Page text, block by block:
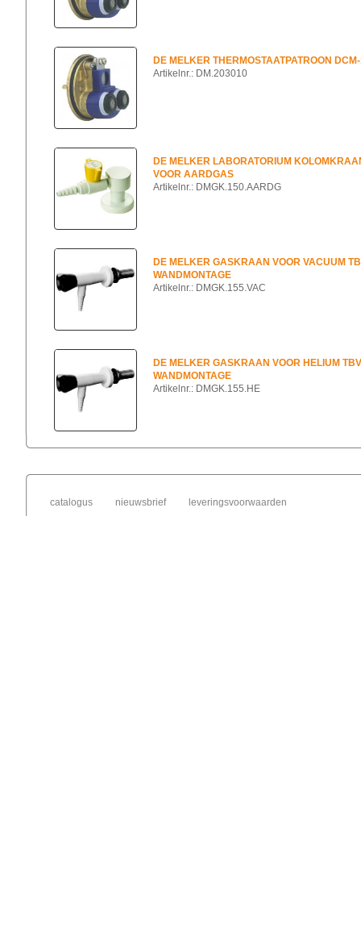
DE MELKER THERMOSTAATPATROON
Artikelnr.: DM.203010
DE MELKER LABORATORIUM
VOOR AARDGAS
Artikelnr.: DMGK.150.AARDG
DE MELKER GASKRAAN VOOR VACUUM
WANDMONTAGE
Artikelnr.: DMGK.155.VAC
DE MELKER GASKRAAN VOOR HELIUM TBV
WANDMONTAGE
Artikelnr.: DMGK.155.HE
catalogus nieuwsbrief leveringsvoorwaarden